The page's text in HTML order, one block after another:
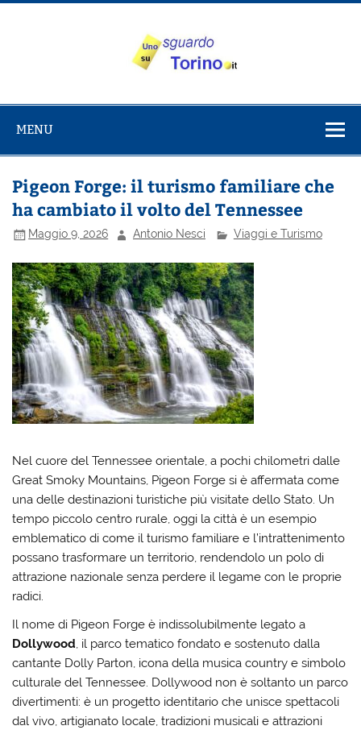
Salta
su Torino
MENU
Pigeon Forge: il turismo familiare che
ha cambiato il volto del Tennessee
Maggio 9, 2026 Antonio Nesci Viaggi e Turismo
Nel cuore del Tennessee orientale, a pochi chilometri dalle
Great Smoky Mountains, Pigeon Forge si è affermata come
una delle destinazioni turistiche più visitate dello Stato. Un
tempo piccolo centro rurale, oggi la città è un esempio
emblematico di come il turismo familiare e l’intrattenimento
possano trasformare un territorio, rendendolo un polo di
attrazione nazionale senza perdere il legame con le proprie
radici.
Il nome di Pigeon Forge è indissolubilmente legato a
Dollywood, il parco tematico fondato e sostenuto dalla
cantante Dolly Parton, icona della musica country e simbolo
culturale del Tennessee. Dollywood non è soltanto un parco
divertimenti: è un progetto identitario che unisce spettacoli
dal vivo, artigianato locale, tradizioni musicali e attrazioni